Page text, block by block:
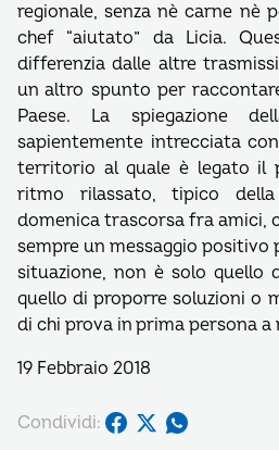
regionale, senza nè carne nè
chef “aiutato” da Licia.
differenzia dalle altre
un altro spunto per
Paese. La spiegazione
sapientemente intrecciata
territorio al quale è legato
ritmo rilassato, tipico
domenica trascorsa fra amici,
sempre un messaggio positivo
situazione, non è solo quello
quello di proporre soluzioni o
di chi prova in prima persona a
19 Febbraio 2018
Condividi: